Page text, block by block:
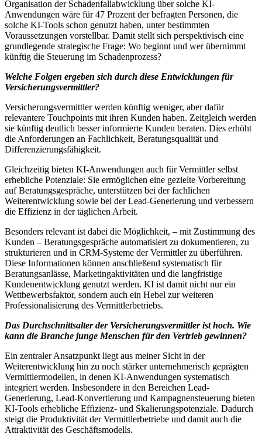
Organisation der Schadenfallabwicklung über solche KI-
Anwendungen wäre für 47 Prozent der befragten Personen, die
solche KI-Tools schon genutzt haben, unter bestimmten
Voraussetzungen vorstellbar. Damit stellt sich perspektivisch eine
grundlegende strategische Frage: Wo beginnt und wer übernimmt
künftig die Steuerung im Schadenprozess?
Welche Folgen ergeben sich durch diese Entwicklungen für
Versicherungsvermittler?
Versicherungsvermittler werden künftig weniger, aber dafür
relevantere Touchpoints mit ihren Kunden haben. Zeitgleich werden
sie künftig deutlich besser informierte Kunden beraten. Dies erhöht
die Anforderungen an Fachlichkeit, Beratungsqualität und
Differenzierungsfähigkeit.
Gleichzeitig bieten KI-Anwendungen auch für Vermittler selbst
erhebliche Potenziale: Sie ermöglichen eine gezielte Vorbereitung
auf Beratungsgespräche, unterstützen bei der fachlichen
Weiterentwicklung sowie bei der Lead-Generierung und verbessern
die Effizienz in der täglichen Arbeit.
Besonders relevant ist dabei die Möglichkeit, – mit Zustimmung des
Kunden – Beratungsgespräche automatisiert zu dokumentieren, zu
strukturieren und in CRM-Systeme der Vermittler zu überführen.
Diese Informationen können anschließend systematisch für
Beratungsanlässe, Marketingaktivitäten und die langfristige
Kundenentwicklung genutzt werden. KI ist damit nicht nur ein
Wettbewerbsfaktor, sondern auch ein Hebel zur weiteren
Professionalisierung des Vermittlerbetriebs.
Das Durchschnittsalter der Versicherungsvermittler ist hoch. Wie
kann die Branche junge Menschen für den Vertrieb gewinnen?
Ein zentraler Ansatzpunkt liegt aus meiner Sicht in der
Weiterentwicklung hin zu noch stärker unternehmerisch geprägten
Vermittlermodellen, in denen KI-Anwendungen systematisch
integriert werden. Insbesondere in den Bereichen Lead-
Generierung, Lead-Konvertierung und Kampagnensteuerung bieten
KI-Tools erhebliche Effizienz- und Skalierungspotenziale. Dadurch
steigt die Produktivität der Vermittlerbetriebe und damit auch die
Attraktivität des Geschäftsmodells.